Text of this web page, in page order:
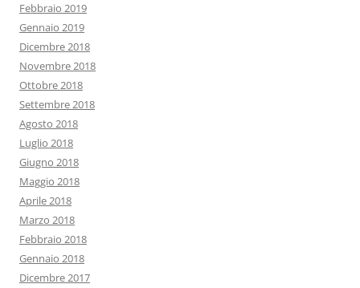
Febbraio 2019
Gennaio 2019
Dicembre 2018
Novembre 2018
Ottobre 2018
Settembre 2018
Agosto 2018
Luglio 2018
Giugno 2018
Maggio 2018
Aprile 2018
Marzo 2018
Febbraio 2018
Gennaio 2018
Dicembre 2017